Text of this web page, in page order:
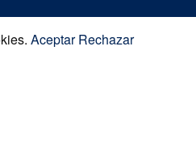
Aceptar Rechazar